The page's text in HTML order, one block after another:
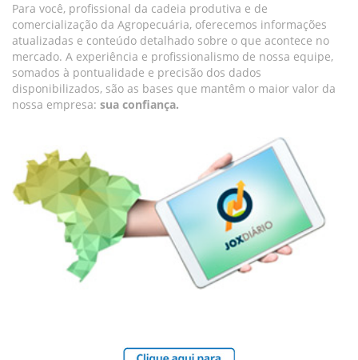
Para você, profissional da cadeia produtiva e de
comercialização da Agropecuária, oferecemos informações
atualizadas e conteúdo detalhado sobre o que acontece no
mercado. A experiência e profissionalismo de nossa equipe,
somados à pontualidade e precisão dos dados
disponibilizados, são as bases que mantêm o maior valor da
nossa empresa: sua confiança.